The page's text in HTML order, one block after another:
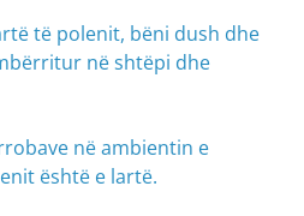
të polenit, bëni dush dhe
në shtëpi dhe
në ambientin e
është e lartë.